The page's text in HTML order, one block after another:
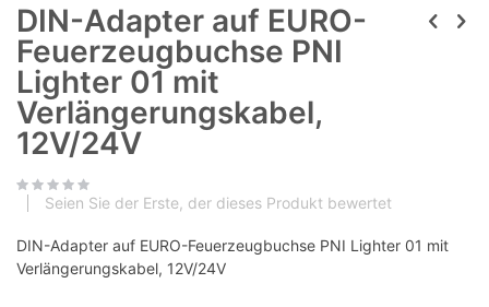
DIN-Adapter auf EURO-
Feuerzeugbuchse PNI
Lighter 01 mit
Verlängerungskabel,
12V/24V
Seien Sie der Erste, der dieses Produkt bewertet
DIN-Adapter auf EURO-Feuerzeugbuchse PNI Lighter 01 mit
Verlängerungskabel, 12V/24V